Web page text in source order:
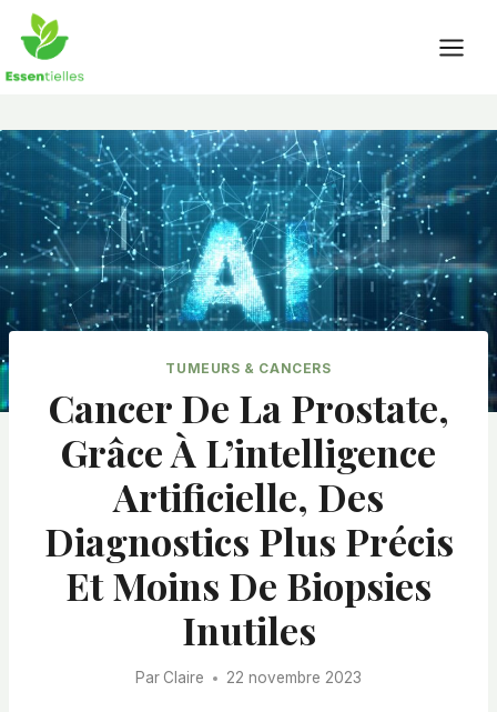
Skip
content
TUMEURS & CANCERS
Cancer De La Prostate,
Grâce À L’intelligence
Artificielle, Des
Diagnostics Plus Précis
Et Moins De Biopsies
Inutiles
Par Claire 22 novembre 2023